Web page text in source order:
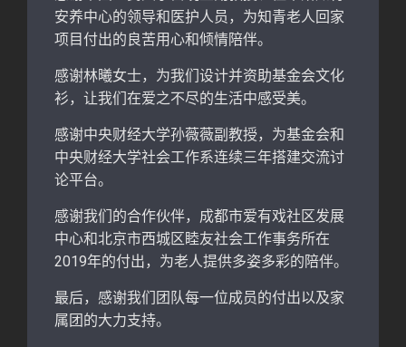
安养中心的领导和医护人员，为知青老人回家
项目付出的良苦用心和倾情陪伴。
感谢林曦女士，为我们设计并资助基金会文化
衫，让我们在爱之不尽的生活中感受美。
感谢中央财经大学孙薇薇副教授，为基金会和
中央财经大学社会工作系连续三年搭建交流讨
论平台。
感谢我们的合作伙伴，成都市爱有戏社区发展
中心和北京市西城区睦友社会工作事务所在
2019年的付出，为老人提供多姿多彩的陪伴。
最后，感谢我们团队每一位成员的付出以及家
属团的大力支持。